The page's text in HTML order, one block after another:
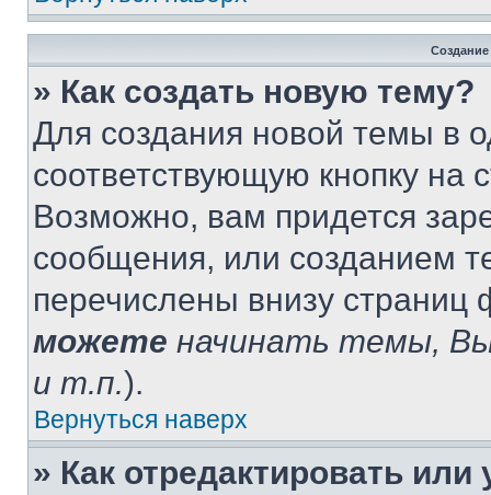
» Как создать новую тему?
Для создания новой темы в
соответствующую кнопку
Возможно, вам придется
сообщения, или созданием
перечислены внизу
можете начинать темы,
и т.п.).
Вернуться наверх
» Как отредактировать